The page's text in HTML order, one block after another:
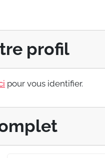
profil
pour vous identifier.